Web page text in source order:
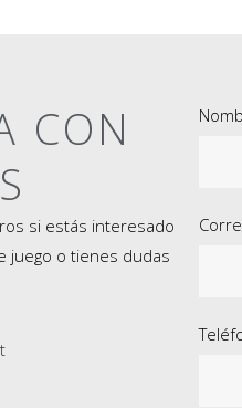
CON
si estás interesado
juego o tienes dudas